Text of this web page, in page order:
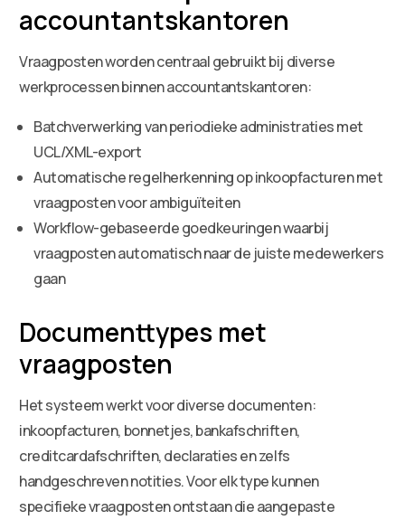
accountantskantoren
Vraagposten worden centraal gebruikt bij diverse
werkprocessen binnen accountantskantoren:
Batchverwerking van periodieke administraties met
UCL/XML-export
Automatische regelherkenning op inkoopfacturen met
vraagposten voor ambiguïteiten
Workflow-gebaseerde goedkeuringen waarbij
vraagposten automatisch naar de juiste medewerkers
gaan
Documenttypes met
vraagposten
Het systeem werkt voor diverse documenten:
inkoopfacturen, bonnetjes, bankafschriften,
creditcardafschriften, declaraties en zelfs
handgeschreven notities. Voor elk type kunnen
specifieke vraagposten ontstaan die aangepaste